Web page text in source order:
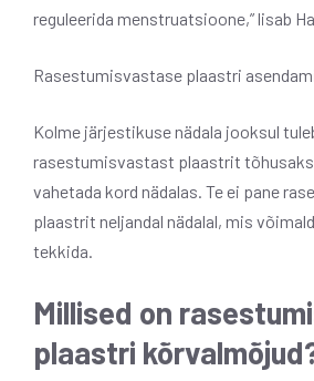
reguleerida menstruatsioone,” lisab
Rasestumisvastase plaastri
Kolme järjestikuse nädala jooksul
rasestumisvastast plaastrit
vahetada kord nädalas. Te ei pane
plaastrit neljandal nädalal, mis
tekkida.
Millised on
plaastri